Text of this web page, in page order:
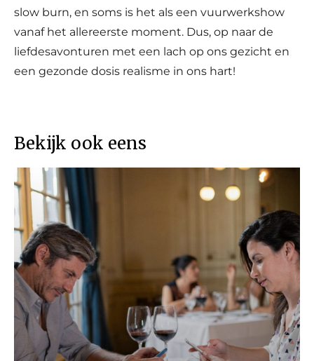
slow burn, en soms is het als een vuurwerkshow
vanaf het allereerste moment. Dus, op naar de
liefdesavonturen met een lach op ons gezicht en
een gezonde dosis realisme in ons hart!
Bekijk ook eens